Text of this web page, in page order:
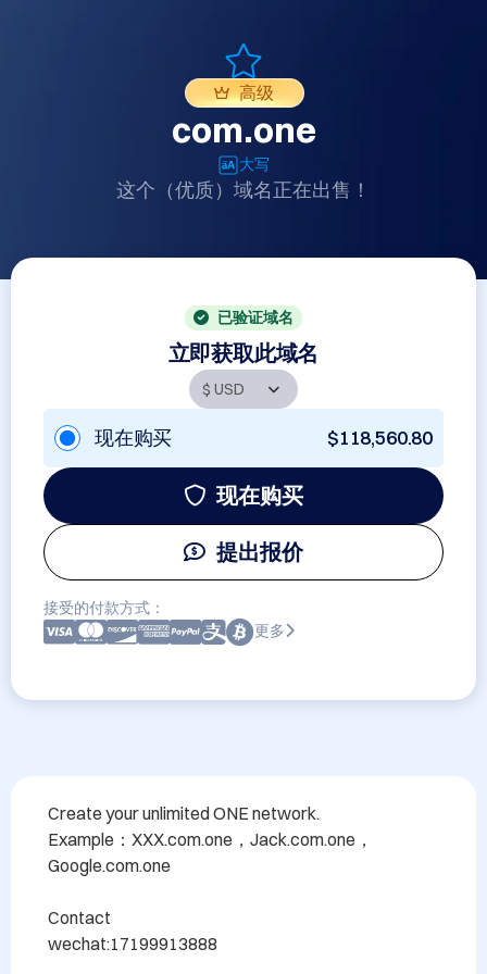
高级
com.one
大写
这个（优质）域名正在出售！
已验证域名
立即获取此域名
现在购买 $118,560.80
现在购买
提出报价
接受的付款方式：
更多
Create your unlimited ONE network.
Example：XXX.com.one，Jack.com.one，
Google.com.one
Contact
wechat:17199913888